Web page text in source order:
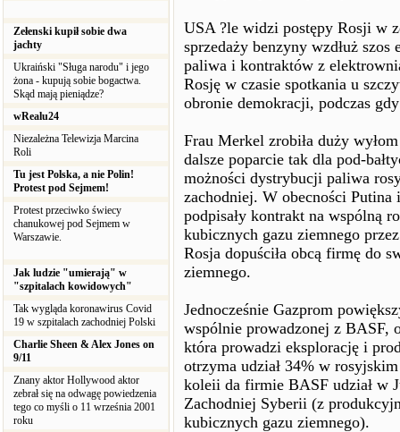
Zełenski kupił sobie dwa
jachty
Ukraiński "Sługa narodu" i jego
żona - kupują sobie bogactwa.
Skąd mają pieniądze?
wRealu24
Niezależna Telewizja Marcina
Roli
Tu jest Polska, a nie Polin!
Protest pod Sejmem!
Protest przeciwko świecy
chanukowej pod Sejmem w
Warszawie.
Jak ludzie "umierają" w
"szpitalach kowidowych"
Tak wygląda koronawirus Covid
19 w szpitalach zachodniej Polski
Charlie Sheen & Alex Jones on
9/11
Znany aktor Hollywood aktor
zebrał się na odwagę powiedzenia
tego co myśli o 11 września 2001
roku
USA ?le widzi postępy Rosji w
sprzedaży benzyny wzdłuż
paliwa i kontraktów z
Rosję w czasie spotkania u
obronie demokracji, podczas
Frau Merkel zrobiła duży
dalsze poparcie tak dla pod-
możności dystrybucji paliwa
zachodniej. W obecności
podpisały kontrakt na wspólną
kubicznych gazu ziemnego
Rosja dopuściła obcą firmę do
ziemnego.
Jednocześnie Gazprom
wspólnie prowadzonej z BASF,
która prowadzi eksplorację i
otrzyma udział 34% w
koleii da firmie BASF udział w
Zachodniej Syberii (z
kubicznych gazu ziemnego).